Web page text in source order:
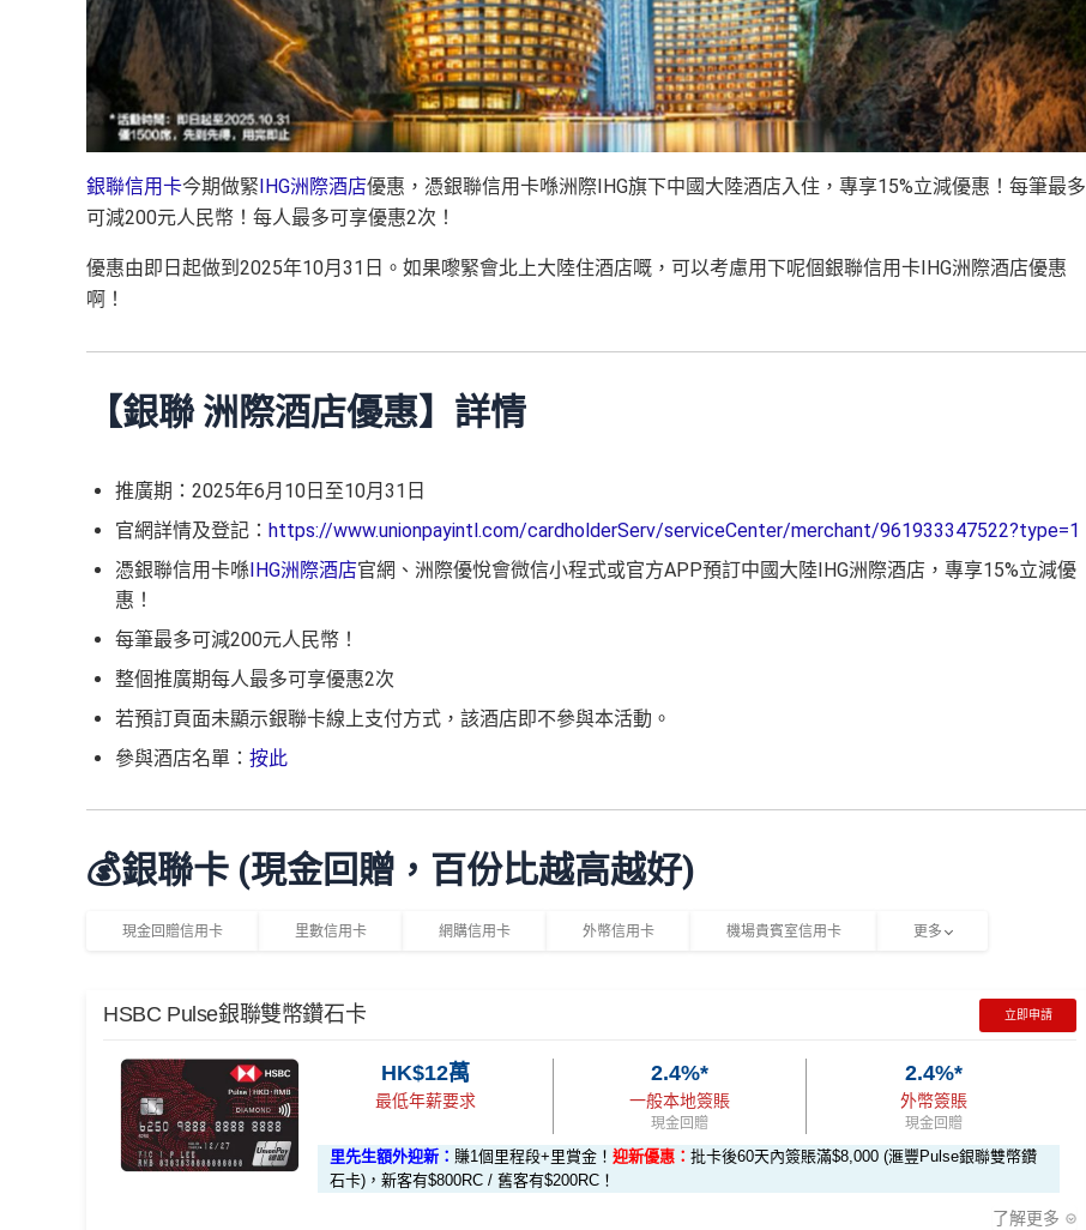
銀聯信用卡今期做緊IHG洲際酒店優惠，憑銀聯信用卡喺洲際IHG旗下中國大陸酒店入住，專享15%立減優惠！每筆最多
可減200元人民幣！每人最多可享優惠2次！
優惠由即日起做到2025年10月31日。如果嚟緊會北上大陸住酒店嘅，可以考慮用下呢個銀聯信用卡IHG洲際酒店優惠
啊！
【銀聯 洲際酒店優惠】詳情
推廣期：2025年6月10日至10月31日
官網詳情及登記： https://www.unionpayintl.com/cardholderServ/serviceCenter/merchant/961933347522?type=1
憑銀聯信用卡喺 IHG洲際酒店官網、洲際優悅會微信小程式或官方APP預訂中國大陸IHG洲際酒店，專享15%立減優
惠！
每筆最多可減200元人民幣！
整個推廣期每人最多可享優惠2次
若預訂頁面未顯示銀聯卡線上支付方式，該酒店即不參與本活動。
參與酒店名單： 按此
💰銀聯卡 (現金回贈，百份比越高越好)
現金回贈信用卡 里數信用卡 網購信用卡 外幣信用卡 機場貴賓室信用卡 更多
HSBC Pulse銀聯雙幣鑽石卡 立即申請
HK$12萬
最低年薪要求
2.4%*
一般本地簽賬
現金回贈
2.4%*
外幣簽賬
現金回贈
里先生額外迎新： 賺1個里程段+里賞金！ 迎新優惠： 批卡後60天內簽賬滿$8,000 (滙豐Pulse銀聯雙幣鑽
石卡)，新客有$800RC / 舊客有$200RC！
了解更多